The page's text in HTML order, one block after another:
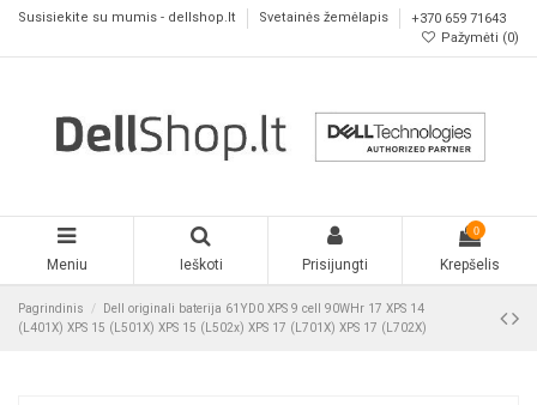
Susisiekite su mumis - dellshop.lt Svetainės žemėlapis
+370 659 71643
Pažymėti (0)
Meniu Ieškoti Prisijungti
0
Krepšelis
Pagrindinis
Dell originali baterija 61YD0 XPS 9 cell 90WHr 17 XPS 14
(L401X) XPS 15 (L501X) XPS 15 (L502x) XPS 17 (L701X) XPS 17 (L702X)